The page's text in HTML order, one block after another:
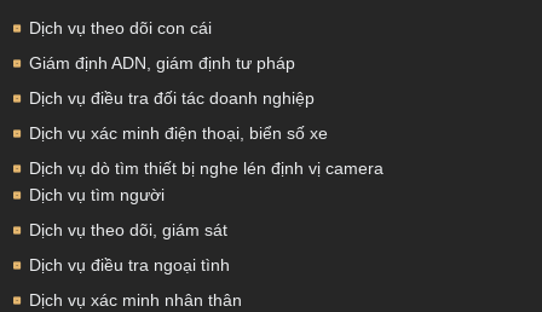
Dịch vụ theo dõi con cái
Giám định ADN, giám định tư pháp
Dịch vụ điều tra đối tác doanh nghiệp
Dịch vụ xác minh điện thoại, biển số xe
Dịch vụ dò tìm thiết bị nghe lén định vị camera
Dịch vụ tìm người
Dịch vụ theo dõi, giám sát
Dịch vụ điều tra ngoại tình
Dịch vụ xác minh nhân thân